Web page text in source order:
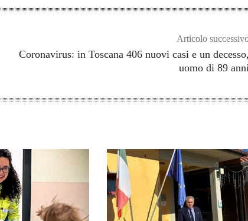
Articolo
Coronavirus: in Toscana 406 nuovi casi e un decesso,
uomo di 89